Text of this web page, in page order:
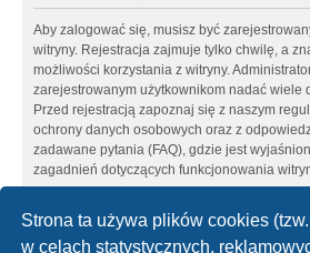
Strona ta używa plików cookies
w celach statystycznych,
Aby zalogować się, musisz być
witryny. Rejestracja zajmuje tylko chwilę, a
możliwości korzystania z witryny.
zarejestrowanym użytkownikom nadać wiele
Przed rejestracją zapoznaj się z naszym
ochrony danych osobowych oraz z
zadawane pytania (FAQ), gdzie jest
zagadnień dotyczących funkcjonowania